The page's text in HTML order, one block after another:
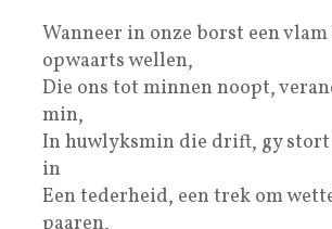
Wanneer in onze borst een vlam
opwaarts wellen,
Die ons tot minnen noopt,
min,
In huwlyksmin die drift, gy stort
in
Een tederheid, een trek om